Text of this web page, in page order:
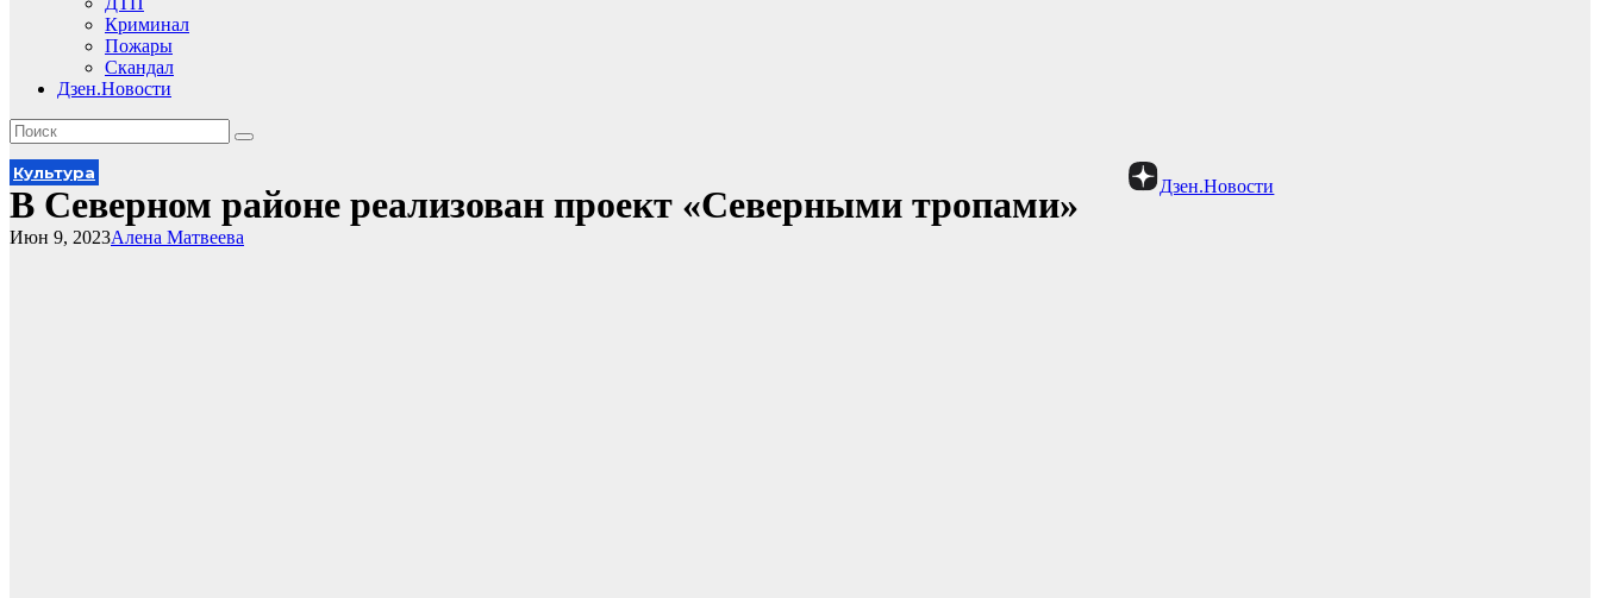
Криминал
Пожары
Скандал
Дзен.Новости
Дзен.Новости
Культура
В Северном районе реализован проект «Северными тропами»
Алена Матвеева
Июн 9, 2023